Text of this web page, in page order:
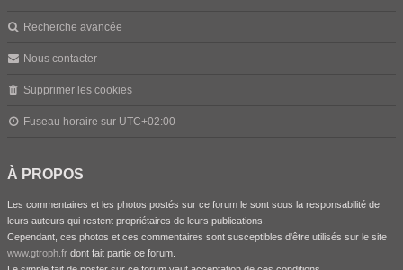
Recherche avancée
Nous contacter
Supprimer les cookies
Fuseau horaire sur UTC+02:00
À PROPOS
Les commentaires et les photos postés sur ce forum le sont sous la responsabilité de
leurs auteurs qui restent propriétaires de leurs publications.
Cependant, ces photos et ces commentaires sont susceptibles d'être utilisés sur le site
www.gtroph.fr dont fait partie ce forum.